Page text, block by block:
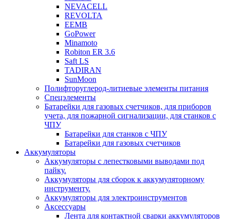
NEVACELL
REVOLTA
EEMB
GoPower
Minamoto
Robiton ER 3.6
Saft LS
TADIRAN
SunMoon
Полифторуглерод-литиевые элементы питания
Спецэлементы
Батарейки для газовых счетчиков, для приборов
учета, для пожарной сигнализации, для станков с
ЧПУ
Батарейки для станков с ЧПУ
Батарейки для газовых счетчиков
Аккумуляторы
Аккумуляторы с лепестковыми выводами под
пайку.
Аккумуляторы для сборок к аккумуляторному
инструменту.
Аккумуляторы для электроинструментов
Аксессуары
Лента для контактной сварки аккумуляторов